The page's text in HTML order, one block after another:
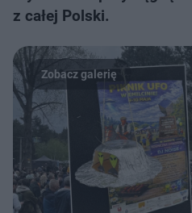
z całej Polski.